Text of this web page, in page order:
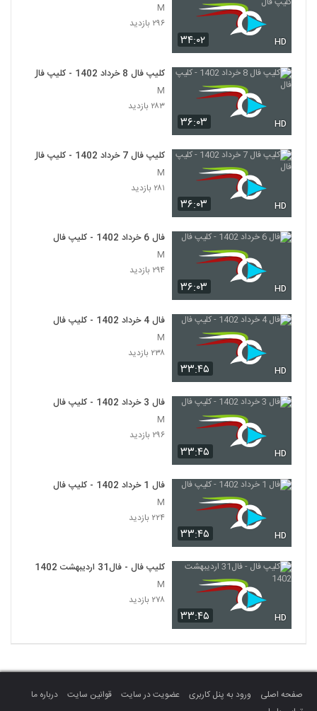
۳۴:۰۲ HD
M
۲۹۶ بازدید
۳۶:۰۳ HD
کلیپ فال 8 خرداد 1402 - کلیپ فال
M
۲۸۳ بازدید
۳۶:۰۳ HD
کلیپ فال 7 خرداد 1402 - کلیپ فال
M
۲۸۱ بازدید
۳۶:۰۳ HD
فال 6 خرداد 1402 - کلیپ فال
M
۲۹۴ بازدید
۳۳:۴۵ HD
فال 4 خرداد 1402 - کلیپ فال
M
۲۳۸ بازدید
۳۳:۴۵ HD
فال 3 خرداد 1402 - کلیپ فال
M
۲۹۶ بازدید
۳۳:۴۵ HD
فال 1 خرداد 1402 - کلیپ فال
M
۲۲۴ بازدید
۳۳:۴۵ HD
کلیپ فال - فال31 اردیبهشت 1402
M
۲۷۸ بازدید
صفحه اصلی ورود به پنل کاربری عضویت در سایت قوانین سایت
درباره ما